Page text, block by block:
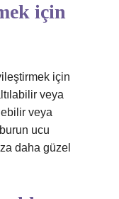
için
için
veya
veya
ucu
daha güzel